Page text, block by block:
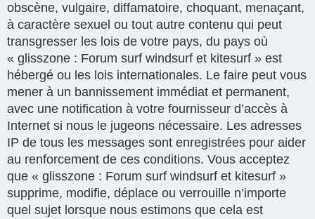
obscène, vulgaire, diffamatoire, choquant, menaçant,
à caractère sexuel ou tout autre contenu qui peut
transgresser les lois de votre pays, du pays où
« glisszone : Forum surf windsurf et kitesurf » est
hébergé ou les lois internationales. Le faire peut vous
mener à un bannissement immédiat et permanent,
avec une notification à votre fournisseur d’accès à
Internet si nous le jugeons nécessaire. Les adresses
IP de tous les messages sont enregistrées pour aider
au renforcement de ces conditions. Vous acceptez
que « glisszone : Forum surf windsurf et kitesurf »
supprime, modifie, déplace ou verrouille n’importe
quel sujet lorsque nous estimons que cela est